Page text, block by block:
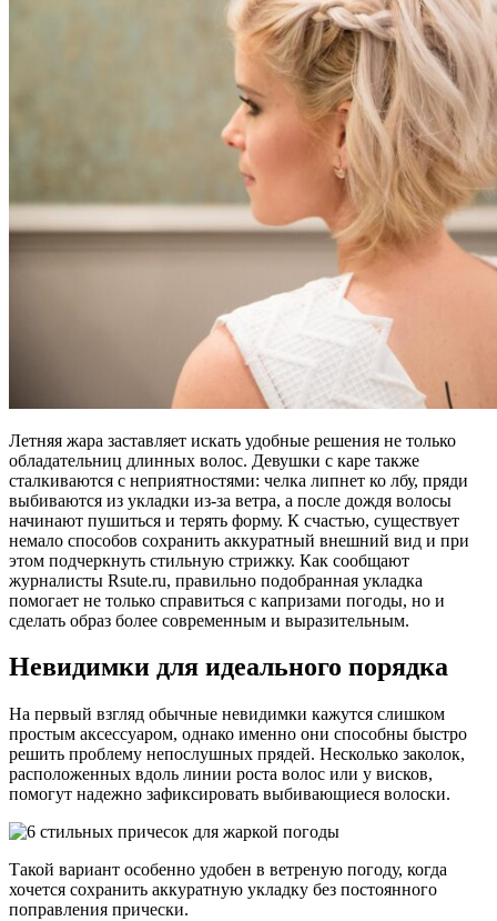
Летняя жара заставляет искать удобные решения не только
обладательниц длинных волос. Девушки с каре также
сталкиваются с неприятностями: челка липнет ко лбу, пряди
выбиваются из укладки из-за ветра, а после дождя волосы
начинают пушиться и терять форму. К счастью, существует
немало способов сохранить аккуратный внешний вид и при
этом подчеркнуть стильную стрижку. Как сообщают
журналисты Rsute.ru, правильно подобранная укладка
помогает не только справиться с капризами погоды, но и
сделать образ более современным и выразительным.
Невидимки для идеального порядка
На первый взгляд обычные невидимки кажутся слишком
простым аксессуаром, однако именно они способны быстро
решить проблему непослушных прядей. Несколько заколок,
расположенных вдоль линии роста волос или у висков,
помогут надежно зафиксировать выбивающиеся волоски.
Такой вариант особенно удобен в ветреную погоду, когда
хочется сохранить аккуратную укладку без постоянного
поправления прически.